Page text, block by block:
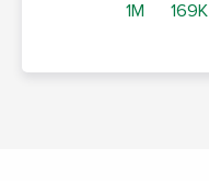
1M 169K